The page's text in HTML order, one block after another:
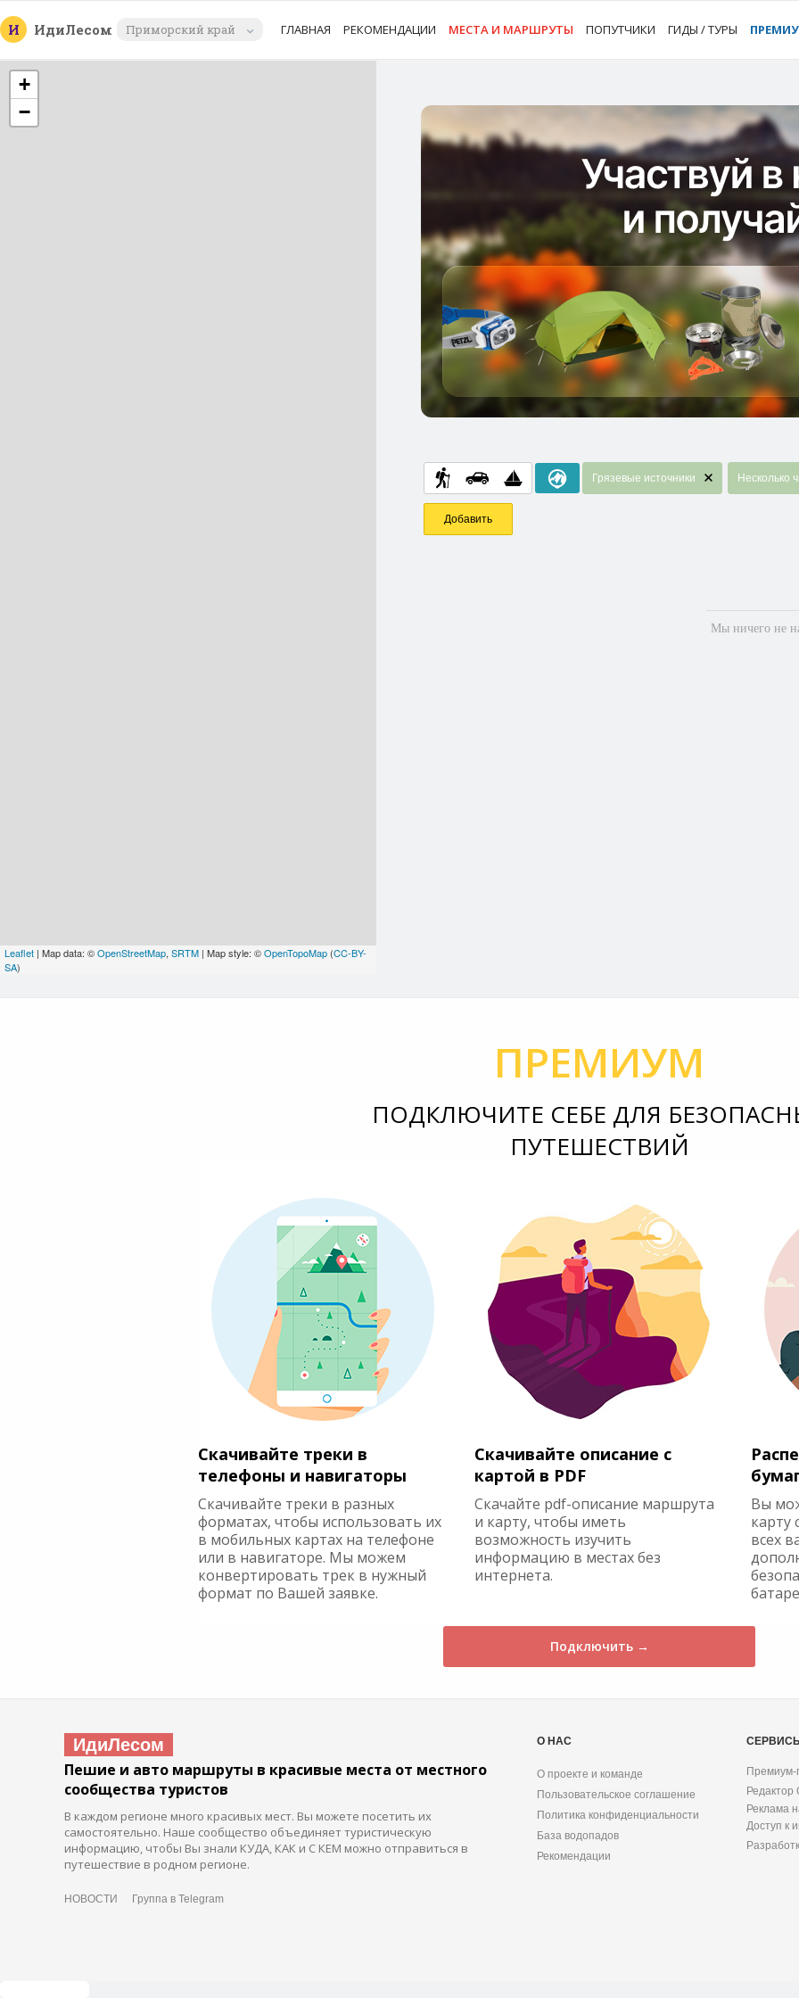
И ИдиЛесом Приморский край ГЛАВНАЯ РЕКОМЕНДАЦИИ МЕСТА И МАРШРУТЫ ПОПУТЧИКИ ГИДЫ / ТУРЫ
+
−
Leaflet | Map data: ©OpenStreetMap, SRTM | Map style: ©OpenTopoMap (CC-BY-
SA)
Грязевые источники Несколько
Добавить
Мы ничего не
ПРЕМИУМ
ПОДКЛЮЧИТЕ СЕБЕ ДЛЯ
ПУТЕШЕСТВИЙ
Скачивайте треки в
телефоны и навигаторы
Скачивайте треки в разных
форматах, чтобы использовать их
в мобильных картах на телефоне
или в навигаторе. Мы можем
конвертировать трек в нужный
формат по Вашей заявке.
Скачивайте описание с
картой в PDF
Скачайте pdf-описание маршрута
и карту, чтобы иметь
возможность изучить
информацию в местах без
интернета.
Вы
карту
всех
Подключить →
ИдиЛесом
Пешие и авто маршруты в красивые места от местного
сообщества туристов
В каждом регионе много красивых мест. Вы можете посетить их
самостоятельно. Наше сообщество объединяет туристическую
информацию, чтобы Вы знали КУДА, КАК и С КЕМ можно отправиться в
путешествие в родном регионе.
НОВОСТИ Группа в Telegram
О НАС
О проекте и команде
Пользовательское соглашение
Политика конфиденциальности
База водопадов
Рекомендации
Премиум-
Редактор
Реклама
Доступ к